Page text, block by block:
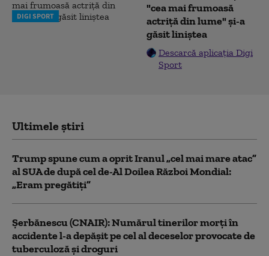
DIGI SPORT
"cea mai frumoasă
actriță din lume" și-a
găsit liniștea
Descarcă aplicația Digi
Sport
Ultimele știri
Trump spune cum a oprit Iranul „cel mai mare atac”
al SUA de după cel de-Al Doilea Război Mondial:
„Eram pregătiți”
Şerbănescu (CNAIR): Numărul tinerilor morţi în
accidente l-a depăşit pe cel al deceselor provocate de
tuberculoză şi droguri